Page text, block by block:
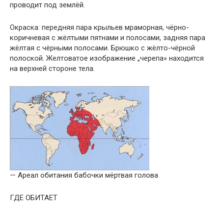
проводит под землёй.
Окраска: передняя пара крыльев мраморная, чёрно-
коричневая с жёлтыми пятнами и полосами, задняя пара
жёлтая с чёрными полосами. Брюшко с жёлто-чёрной
полоской. Желтоватое изображение „черепа» находится
на верхней стороне тела.
— Ареал обитания бабочки мёртвая голова
ГДЕ ОБИТАЕТ